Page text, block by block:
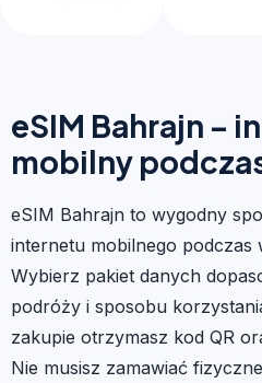
eSIM Bahrajn –
mobilny
eSIM Bahrajn to wygodny
internetu mobilnego podczas
Wybierz pakiet danych
podróży i sposobu
zakupie otrzymasz kod QR
Nie musisz zamawiać